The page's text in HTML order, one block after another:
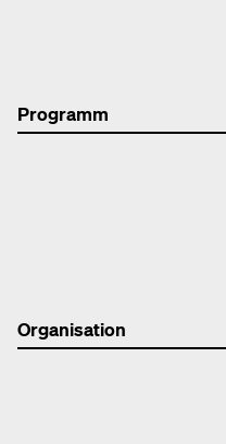
Programm
Organisation